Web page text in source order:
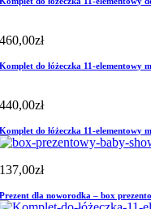
460,00zł
Komplet do łóżeczka 11-elementowy
440,00zł
Komplet do łóżeczka 11-elementowy
137,00zł
Prezent dla noworodka – box